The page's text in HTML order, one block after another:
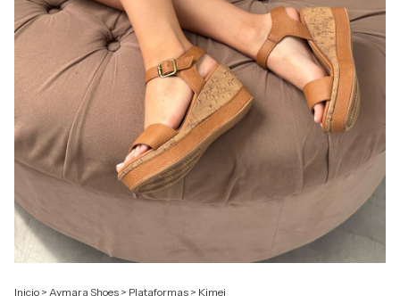
Inicio > Aymara Shoes > Plataformas > Kimei